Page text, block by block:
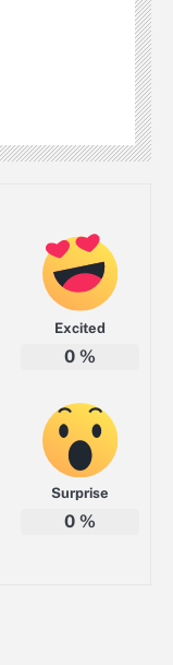
Excited
0 %
Surprise
0 %